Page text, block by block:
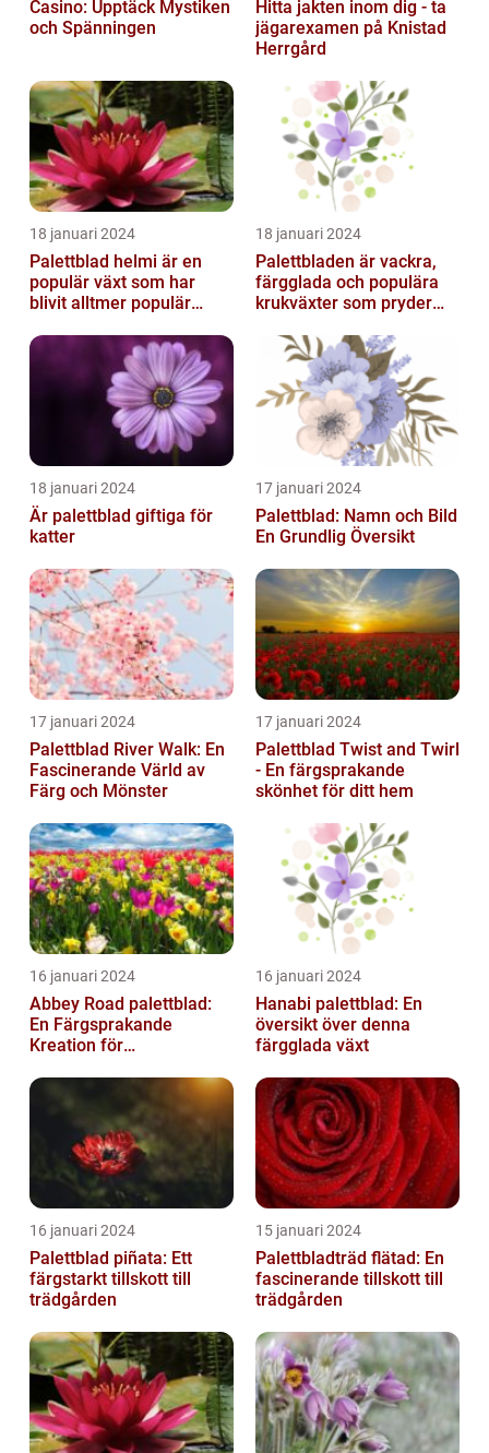
Casino: Upptäck Mystiken
och Spänningen
Hitta jakten inom dig - ta
jägarexamen på Knistad
Herrgård
18 januari 2024
Palettblad helmi är en
populär växt som har
blivit alltmer populär
trädgårdsentusiaster
18 januari 2024
Palettbladen är vackra,
färgglada och populära
krukväxter som pryder
trädgårdar runt o...
18 januari 2024
Är palettblad giftiga för
katter
17 januari 2024
Palettblad: Namn och Bild
En Grundlig Översikt
17 januari 2024
Palettblad River Walk: En
Fascinerande Värld av
Färg och Mönster
17 januari 2024
Palettblad Twist and Twirl
- En färgsprakande
skönhet för ditt hem
16 januari 2024
Abbey Road palettblad:
En Färgsprakande
Kreation för
16 januari 2024
Hanabi palettblad: En
översikt över denna
färgglada växt
16 januari 2024
Palettblad piñata: Ett
färgstarkt tillskott till
trädgården
15 januari 2024
Palettbladträd flätad: En
fascinerande tillskott till
trädgården